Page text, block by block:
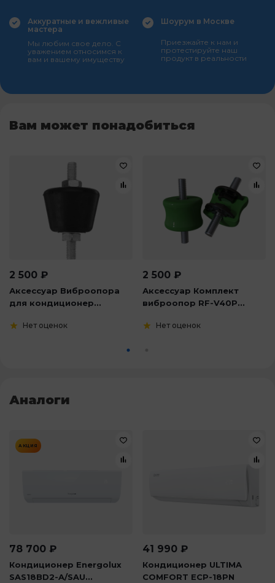
Аккуратные и вежливые
мастера
Мы любим свое дело. С
уважением относимся к
вам и вашему имуществу
Шоурум в Москве
Приезжайте к нам и
протестируйте наш
продукт в реальности
Вам может понадобиться
2 500 ₽
Аксессуар Виброопора
для кондиционер...
Нет оценок
2 500 ₽
Аксессуар Комплект
виброопор RF-V40P...
Нет оценок
Аналоги
АКЦИЯ
78 700 ₽
Кондиционер Energolux
SAS18BD2-A/SAU...
41 990 ₽
Кондиционер ULTIMA
COMFORT ECP-18PN